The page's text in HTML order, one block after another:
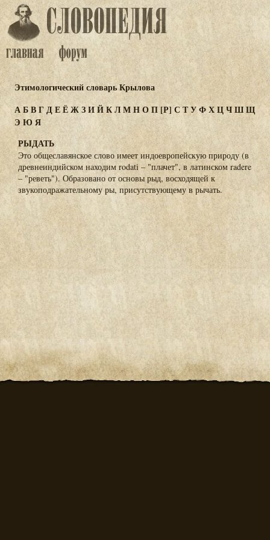
Этимологический словарь Крылова
АБВГДЕЁЖЗИЙКЛМНОП[Р] СТУФХЦЧШЩ
Э Ю Я
РЫДАТЬ
Это общеславянское слово имеет индоевропейскую природу (в
древнеиндийском находим rodati – "плачет", в латинском radere
– "реветь"). Образовано от основы рыд, восходящей к
звукоподражательному ры, присутствующему в рычать.